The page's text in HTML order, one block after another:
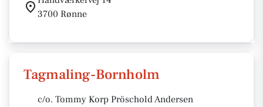
3700 Rønne
Tagmaling-Bornholm
c/o. Tommy Korp Pröschold Andersen